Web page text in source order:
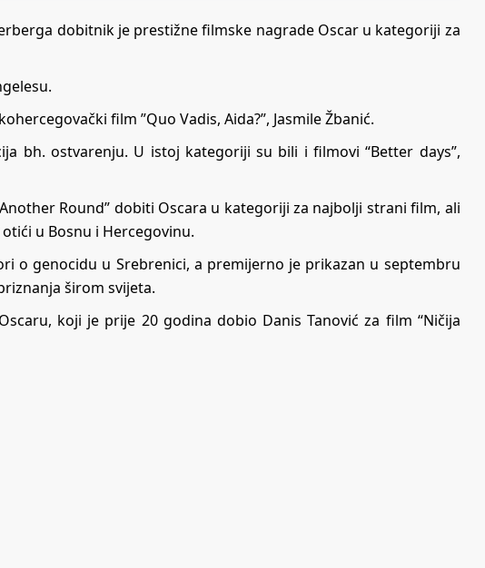
dobitnik je prestižne filmske nagrade Oscar u kategoriji za
film ”Quo Vadis, Aida?”, Jasmile Žbanić.
bh. ostvarenju. U istoj kategoriji su bili i filmovi “Better days”,
Round” dobiti Oscara u kategoriji za najbolji strani film, ali
u Bosnu i Hercegovinu.
o genocidu u Srebrenici, a premijerno je prikazan u septembru
širom svijeta.
koji je prije 20 godina dobio Danis Tanović za film “Ničija